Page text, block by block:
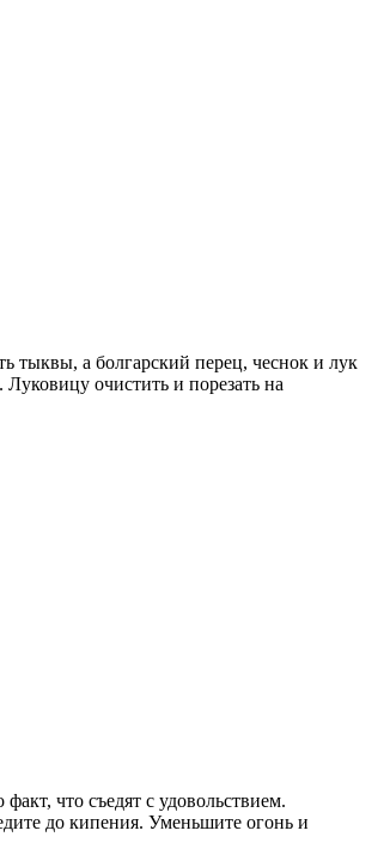
тыквы, а болгарский перец, чеснок и лук
очистить и порезать на
что съедят с удовольствием.
до кипения. Уменьшите огонь и